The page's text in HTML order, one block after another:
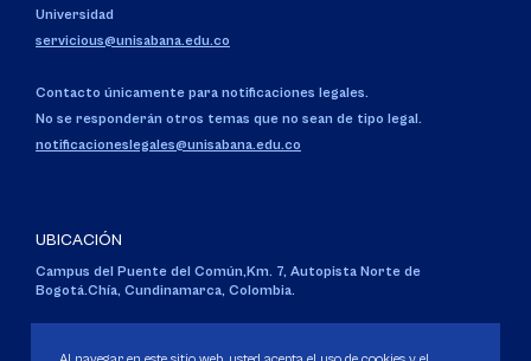
Universidad
servicious@unisabana.edu.co
Contacto únicamente para notificaciones legales.
No se responderán otros temas que no sean de tipo legal.
notificacioneslegales@unisabana.edu.co
UBICACIÓN
Campus del Puente del Común,Km. 7, Autopista Norte de
Bogotá.Chía, Cundinamarca, Colombia.